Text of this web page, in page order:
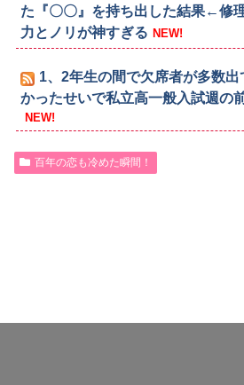
た『〇〇』を持ち出した結果←修
力とノリが神すぎる NEW!
1、2年生の間で欠席者が多数
かったせいで私立高一般入試週の
NEW!
百年の恋も冷めた瞬間！